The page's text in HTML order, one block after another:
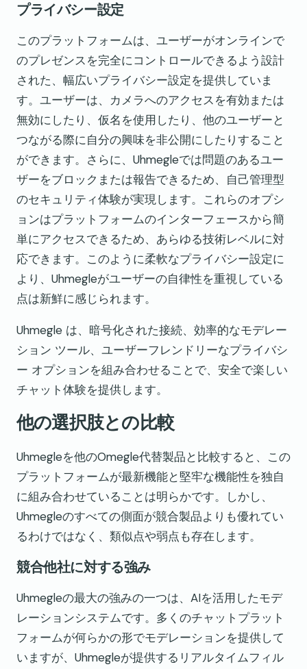
プライバシー設定
このプラットフォームは、ユーザーがオンラインで
のプレゼンスを完全にコントロールできるよう設計
された、幅広いプライバシー設定を提供していま
す。ユーザーは、カメラへのアクセスを有効または
無効にしたり、仮名を使用したり、他のユーザーと
つながる際に自分の興味を非公開にしたりすること
ができます。さらに、Uhmegleでは問題のあるユー
ザーをブロックまたは報告できるため、自己管理型
のセキュリティ体験が実現します。これらのオプシ
ョンはプラットフォームのインターフェースから簡
単にアクセスできるため、あらゆる技術レベルに対
応できます。このように柔軟なプライバシー設定に
より、Uhmegleがユーザーの自律性を重視している
点は新鮮に感じられます。
Uhmegle は、暗号化された接続、効率的なモデレー
ション ツール、ユーザーフレンドリーなプライバシ
ー オプションを組み合わせることで、安全で楽しい
チャット体験を提供します。
他の選択肢との比較
Uhmegleを他のOmegle代替製品と比較すると、この
プラットフォームが最新機能と堅牢な機能性を独自
に組み合わせていることは明らかです。しかし、
Uhmegleのすべての側面が競合製品よりも優れてい
るわけではなく、類似点や弱点も存在します。
競合他社に対する強み
Uhmegleの最大の強みの一つは、AIを活用したモデ
レーションシステムです。多くのチャットプラット
フォームが何らかの形でモデレーションを提供して
いますが、Uhmegleが提供するリアルタイムフィル